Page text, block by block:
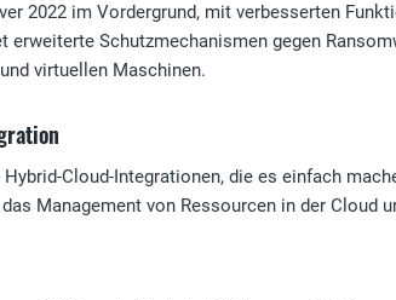
2022 im Vordergrund, mit verbesserten
erweiterte Schutzmechanismen gegen
virtuellen Maschinen.
Cloud-Integrationen, die es einfach
Management von Ressourcen in der Cloud